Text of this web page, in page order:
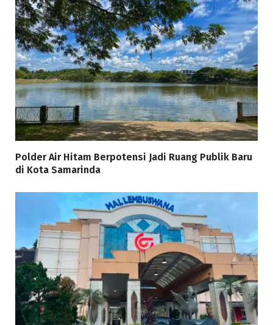
Polder Air Hitam Berpotensi Jadi Ruang Publik Baru
di Kota Samarinda